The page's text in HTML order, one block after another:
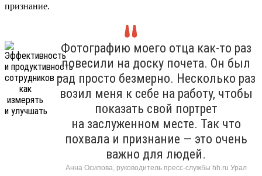
признание.
Фотографию моего отца как-то раз
повесили на доску почета. Он был
рад просто безмерно. Несколько раз
возил меня к себе на работу, чтобы
показать свой портрет
на заслуженном месте. Так что
похвала и признание — это очень
важно для людей.
Анна Осипова, руководитель пресс-службы hh.ru Урал